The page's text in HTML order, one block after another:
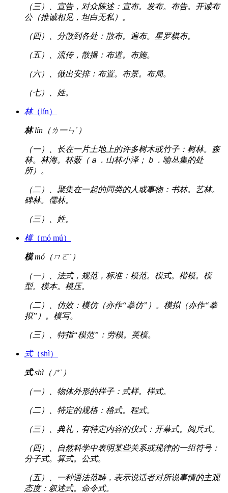
（三）、宣告，对众陈述：宣布。发布。布告。开诚布
公（推诚相见，坦白无私）。
（四）、分散到各处：散布。遍布。星罗棋布。
（五）、流传，散播：布道。布施。
（六）、做出安排：布置。布景。布局。
（七）、姓。
林（lín）
林lín（ㄌ一ㄣˊ）
（一）、长在一片土地上的许多树木或竹子：树林。森
林。林海。林薮（ａ．山林小泽；ｂ．喻丛集的处
所）。
（二）、聚集在一起的同类的人或事物：书林。艺林。
碑林。儒林。
（三）、姓。
模（mó mú）
模mó（ㄇㄛˊ）
（一）、法式，规范，标准：模范。模式。楷模。模
型。模本。模压。
（二）、仿效：模仿（亦作“摹仿”）。模拟（亦作“摹
拟”）。模写。
（三）、特指“模范”：劳模。英模。
式（shì）
式shì（ㄕˋ）
（一）、物体外形的样子：式样。样式。
（二）、特定的规格：格式。程式。
（三）、典礼，有特定内容的仪式：开幕式。阅兵式。
（四）、自然科学中表明某些关系或规律的一组符号：
分子式。算式。公式。
（五）、一种语法范畴，表示说话者对所说事情的主观
态度：叙述式。命令式。